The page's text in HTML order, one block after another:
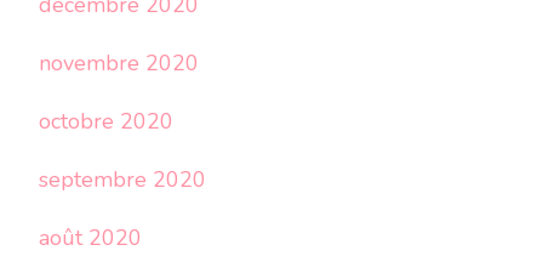
novembre 2020
octobre 2020
septembre 2020
août 2020